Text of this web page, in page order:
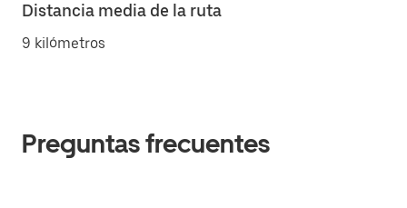
Distancia media de la ruta
9 kilómetros
Preguntas frecuentes